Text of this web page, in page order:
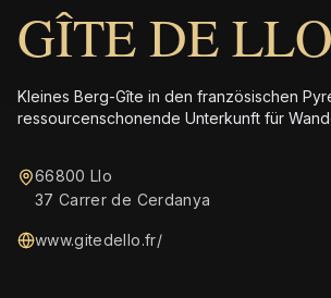
GÎTE DE LLO
Kleines Berg-Gîte in den französischen
ressourcenschonende Unterkunft für
66800 Llo
37 Carrer de Cerdanya
www.gitedello.fr/